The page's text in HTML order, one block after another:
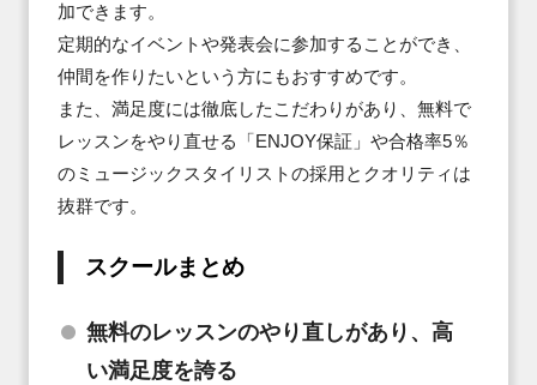
加できます。
定期的なイベントや発表会に参加することができ、
仲間を作りたいという方にもおすすめです。
また、満足度には徹底したこだわりがあり、無料で
レッスンをやり直せる「ENJOY保証」や合格率5％
のミュージックスタイリストの採用とクオリティは
抜群です。
スクールまとめ
無料のレッスンのやり直しがあり、高
い満足度を誇る